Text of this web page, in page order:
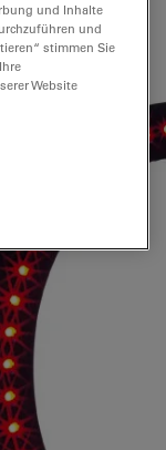
und Inhalte
und
stimmen Sie
Website